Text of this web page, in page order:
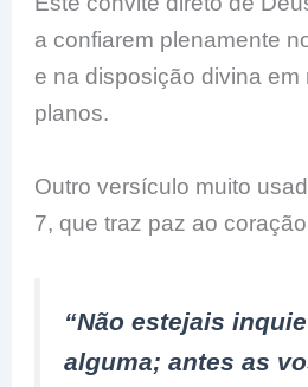
a confiarem plenamente
e na disposição divina em
planos.
Outro versículo muito
7, que traz paz ao
“Não estejais
alguma; antes as